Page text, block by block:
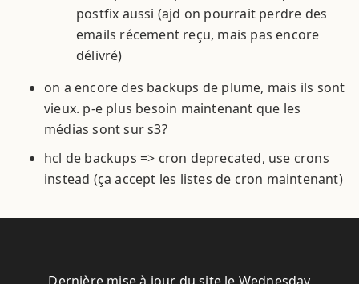
postfix aussi (ajd on pourrait perdre des
emails récement reçu, mais pas encore
délivré)
on a encore des backups de plume, mais ils sont
vieux. p-e plus besoin maintenant que les
médias sont sur s3?
hcl de backups => cron deprecated, use crons
instead (ça accept les listes de cron maintenant)